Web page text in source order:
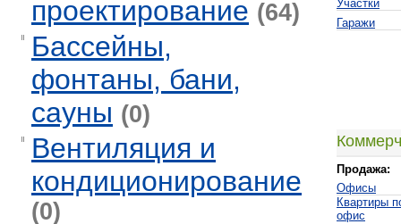
проектирование (64)
Бассейны,
фонтаны, бани,
сауны (0)
Вентиляция и
кондиционирование
(0)
Участки
Гаражи
Продажа:
Офисы
Квартиры
офис